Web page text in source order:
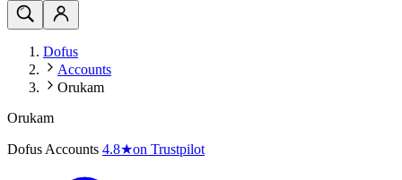
Dofus
Accounts
Orukam
Orukam
Dofus Accounts 4.8★on Trustpilot